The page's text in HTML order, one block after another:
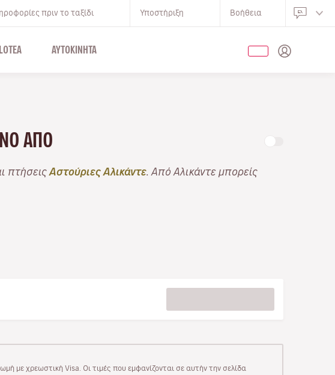
πριν το ταξίδι Υποστήριξη Βοήθεια
ΑΥΤΟΚΊΝΗΤΑ
ΑΠΌ
πτήσεις Αστούριες Αλικάντε . Από Αλικάντε μπορείς
με χρεωστική Visa. Οι τιμές που εμφανίζονται σε αυτήν την σελίδα